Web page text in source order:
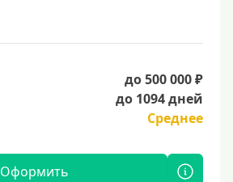
до 500 000 ₽
до 1094 дней
Среднее
Оформить